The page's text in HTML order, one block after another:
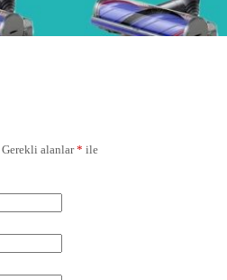
Gerekli alanlar* ile